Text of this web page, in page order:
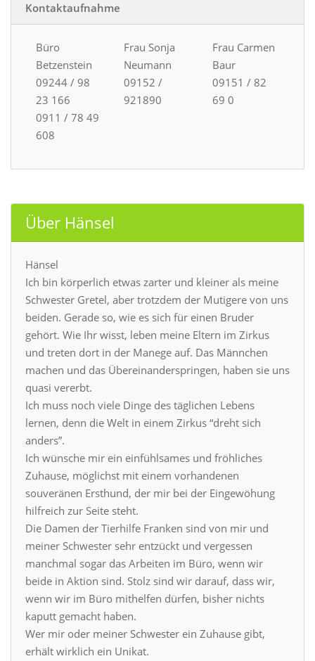
Kontaktaufnahme
Büro
Betzenstein
09244 / 98
23 166
0911 / 78 49
608
Frau Sonja
Neumann
09152 /
921890
Frau Carmen
Baur
09151 / 82
69 0
Über Hänsel
Hänsel
Ich bin körperlich etwas zarter und kleiner als meine
Schwester Gretel, aber trotzdem der Mutigere von uns
beiden. Gerade so, wie es sich für einen Bruder
gehört. Wie Ihr wisst, leben meine Eltern im Zirkus
und treten dort in der Manege auf. Das Männchen
machen und das Übereinanderspringen, haben sie uns
quasi vererbt.
Ich muss noch viele Dinge des täglichen Lebens
lernen, denn die Welt in einem Zirkus “dreht sich
anders”.
Ich wünsche mir ein einfühlsames und fröhliches
Zuhause, möglichst mit einem vorhandenen
souveränen Ersthund, der mir bei der Eingewöhung
hilfreich zur Seite steht.
Die Damen der Tierhilfe Franken sind von mir und
meiner Schwester sehr entzückt und vergessen
manchmal sogar das Arbeiten im Büro, wenn wir
beide in Aktion sind. Stolz sind wir darauf, dass wir,
wenn wir im Büro mithelfen dürfen, bisher nichts
kaputt gemacht haben.
Wer mir oder meiner Schwester ein Zuhause gibt,
erhält wirklich ein Unikat.